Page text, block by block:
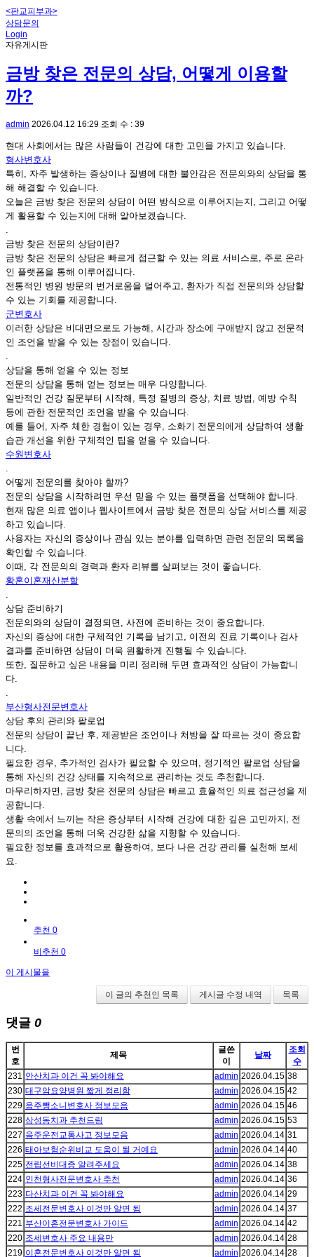
<판교피부과>
상담문의
Login
자유게시판
금방 찾은 전문의 상담, 어떻게 이용할
까?
admin 2026.04.12 16:29 조회 수 : 39
현대 사회에서는 많은 사람들이 건강에 대한 고민을 가지고 있습니다.
형사변호사
특히, 자주 발생하는 증상이나 질병에 대한 불안감은 전문의와의 상담을 통
해 해결할 수 있습니다.
오늘은 금방 찾은 전문의 상담이 어떤 방식으로 이루어지는지, 그리고 어떻
게 활용할 수 있는지에 대해 알아보겠습니다.
.
금방 찾은 전문의 상담이란?
금방 찾은 전문의 상담은 빠르게 접근할 수 있는 의료 서비스로, 주로 온라
인 플랫폼을 통해 이루어집니다.
전통적인 병원 방문의 번거로움을 덜어주고, 환자가 직접 전문의와 상담할
수 있는 기회를 제공합니다.
군변호사
이러한 상담은 비대면으로도 가능해, 시간과 장소에 구애받지 않고 전문적
인 조언을 받을 수 있는 장점이 있습니다.
.
상담을 통해 얻을 수 있는 정보
전문의 상담을 통해 얻는 정보는 매우 다양합니다.
일반적인 건강 질문부터 시작해, 특정 질병의 증상, 치료 방법, 예방 수칙
등에 관한 전문적인 조언을 받을 수 있습니다.
예를 들어, 자주 체한 경험이 있는 경우, 소화기 전문의에게 상담하여 생활
습관 개선을 위한 구체적인 팁을 얻을 수 있습니다.
수원변호사
.
어떻게 전문의를 찾아야 할까?
전문의 상담을 시작하려면 우선 믿을 수 있는 플랫폼을 선택해야 합니다.
현재 많은 의료 앱이나 웹사이트에서 금방 찾은 전문의 상담 서비스를 제공
하고 있습니다.
사용자는 자신의 증상이나 관심 있는 분야를 입력하면 관련 전문의 목록을
확인할 수 있습니다.
이때, 각 전문의의 경력과 환자 리뷰를 살펴보는 것이 좋습니다.
황혼이혼재산분할
.
상담 준비하기
전문의와의 상담이 결정되면, 사전에 준비하는 것이 중요합니다.
자신의 증상에 대한 구체적인 기록을 남기고, 이전의 진료 기록이나 검사
결과를 준비하면 상담이 더욱 원활하게 진행될 수 있습니다.
또한, 질문하고 싶은 내용을 미리 정리해 두면 효과적인 상담이 가능합니
다.
.
부산형사전문변호사
상담 후의 관리와 팔로업
전문의 상담이 끝난 후, 제공받은 조언이나 처방을 잘 따르는 것이 중요합
니다.
필요한 경우, 추가적인 검사가 필요할 수 있으며, 정기적인 팔로업 상담을
통해 자신의 건강 상태를 지속적으로 관리하는 것도 추천합니다.
마무리하자면, 금방 찾은 전문의 상담은 빠르고 효율적인 의료 접근성을 제
공합니다.
생활 속에서 느끼는 작은 증상부터 시작해 건강에 대한 깊은 고민까지, 전
문의의 조언을 통해 더욱 건강한 삶을 지향할 수 있습니다.
필요한 정보를 효과적으로 활용하여, 보다 나은 건강 관리를 실천해 보세
요.
추천 0
비추천 0
이 게시물을
이 글의 추천인 목록 게시글 수정 내역 목록
댓글 0
번
호
제목
글쓴
이
날짜
조회
수
231 안산치과 이건 꼭 봐야해요 admin 2026.04.15 38
230 대구암요양병원 짧게 정리함 admin 2026.04.15 42
229 음주뺑소니변호사 정보모음 admin 2026.04.15 46
228 삼성동치과 추천드림 admin 2026.04.15 53
227 음주운전교통사고 정보모음 admin 2026.04.14 31
226 태아보험순위비교 도움이 될 거예요 admin 2026.04.14 40
225 전립선비대증 알려주세요 admin 2026.04.14 38
224 인천형사전문변호사 추천 admin 2026.04.14 36
223 다산치과 이건 꼭 봐야해요 admin 2026.04.14 29
222 조세전문변호사 이것만 알면 됨 admin 2026.04.14 37
221 부산이혼전문변호사 가이드 admin 2026.04.14 42
220 조세변호사 주요 내용만 admin 2026.04.14 28
219 이혼전문변호사 이것만 알면 됨 admin 2026.04.14 28